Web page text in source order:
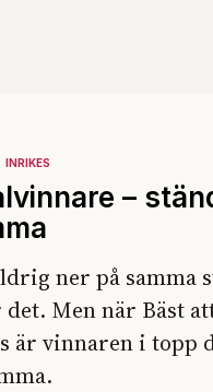
INRIKES
–
ner på samma
Men när Bäst
är vinnaren i topp